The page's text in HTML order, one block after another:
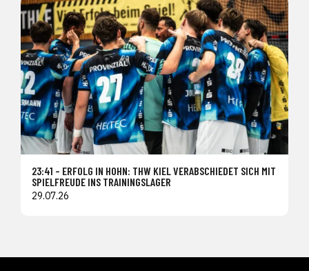
23:41 – ERFOLG IN HOHN: THW KIEL VERABSCHIEDET SICH MIT
SPIELFREUDE INS TRAININGSLAGER
29.07.26